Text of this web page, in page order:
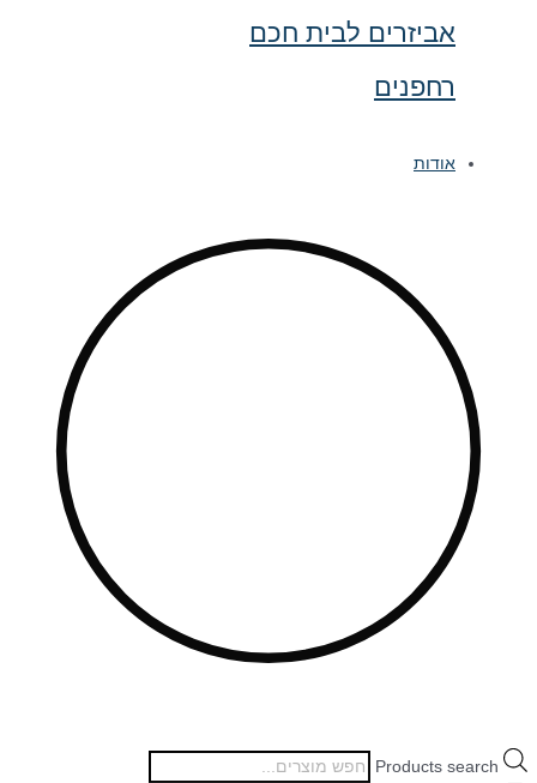
אביזרים לבית חכם
רחפנים
אודות
Products search